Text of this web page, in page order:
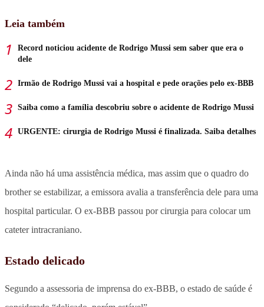
Leia também
Record noticiou acidente de Rodrigo Mussi sem saber que era o
dele
Irmão de Rodrigo Mussi vai a hospital e pede orações pelo ex-BBB
Saiba como a família descobriu sobre o acidente de Rodrigo Mussi
URGENTE: cirurgia de Rodrigo Mussi é finalizada. Saiba detalhes
Ainda não há uma assistência médica, mas assim que o quadro do
brother se estabilizar, a emissora avalia a transferência dele para uma
hospital particular. O ex-BBB passou por cirurgia para colocar um
cateter intracraniano.
Estado delicado
Segundo a assessoria de imprensa do ex-BBB, o estado de saúde é